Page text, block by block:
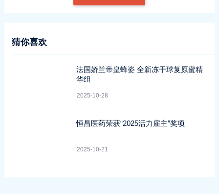
猜你喜欢
法国娇兰帝皇蜂姿 全新冻干球复原蜜精
华组
2025-10-28
恒昌医药荣获“2025活力雇主”奖项
2025-10-21